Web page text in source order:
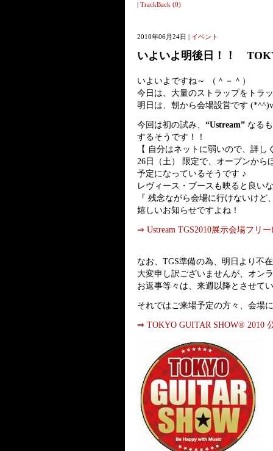
| TrackBack (0)
2010年06月24日 | イベント
いよいよ明後日！！
いよいよですね～ （＾－＾）
今日は、大量のストラップをトラ
明日は、朝から会場設営です (*^^)v
今回は初の試み、 “Ustream” なる
するそうです！！
【 自分はネットに弱いので、詳
26日（土） 限定で、オープンから
予定になっているそうです ♪
レヴィース・ブースも映ると良い
『 残念ながら会場に行けないけ
嬉しいお知らせですよね！
⇒ Ustream TGS2010展示会場フリ
なお、TGS準備の為、明日より不
大変申し訳ございませんが、オン
お返事等々は、来週以降とさせて
それではご来場予定の方々、会場
⇒ TOKYO GUITAR SHOW® 2010